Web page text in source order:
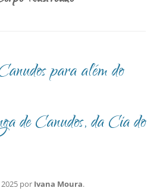
para além do
de Canudos, da Cia do
por Ivana Moura.